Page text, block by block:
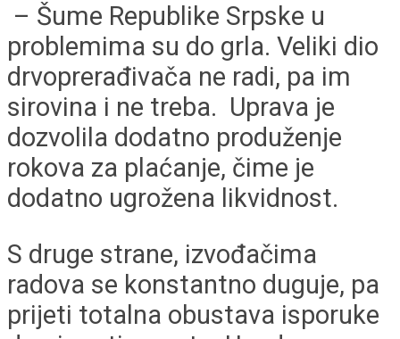
– Šume Republike Srpske u
problemima su do grla. Veliki dio
drvoprerađivača ne radi, pa im
sirovina i ne treba. Uprava je
dozvolila dodatno produženje
rokova za plaćanje, čime je
dodatno ugrožena likvidnost.
S druge strane, izvođačima
radova se konstantno duguje, pa
prijeti totalna obustava isporuke